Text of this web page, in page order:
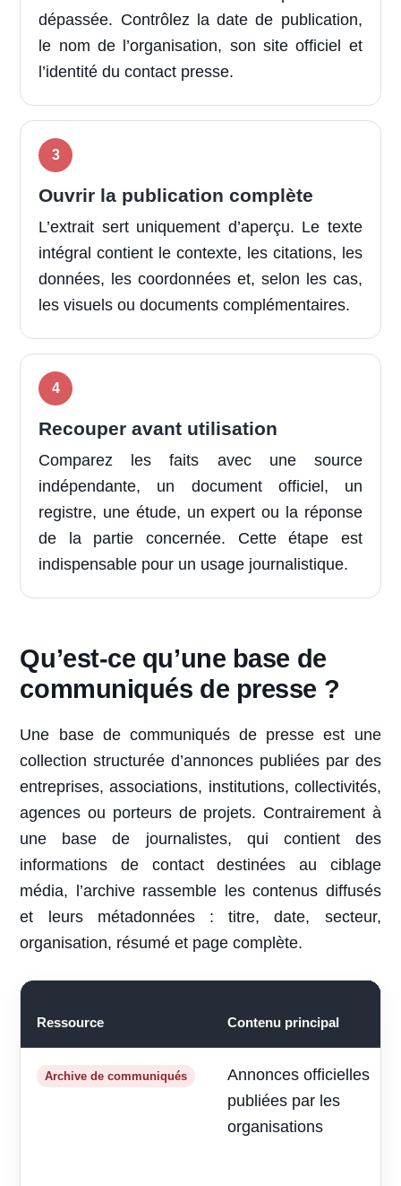
dépassée. Contrôlez la date de publication,
le nom de l’organisation, son site officiel et
l’identité du contact presse.
Ouvrir la publication complète
L’extrait sert uniquement d’aperçu. Le texte
intégral contient le contexte, les citations, les
données, les coordonnées et, selon les cas,
les visuels ou documents complémentaires.
Recouper avant utilisation
Comparez les faits avec une source
indépendante, un document officiel, un
registre, une étude, un expert ou la réponse
de la partie concernée. Cette étape est
indispensable pour un usage journalistique.
Qu’est-ce qu’une base de
communiqués de presse ?
Une base de communiqués de presse est une
collection structurée d’annonces publiées par des
entreprises, associations, institutions, collectivités,
agences ou porteurs de projets. Contrairement à
une base de journalistes, qui contient des
informations de contact destinées au ciblage
média, l’archive rassemble les contenus diffusés
et leurs métadonnées : titre, date, secteur,
organisation, résumé et page complète.
Ressource Contenu principal
Archive de communiqués
Annonces officielles
publiées par les
organisations